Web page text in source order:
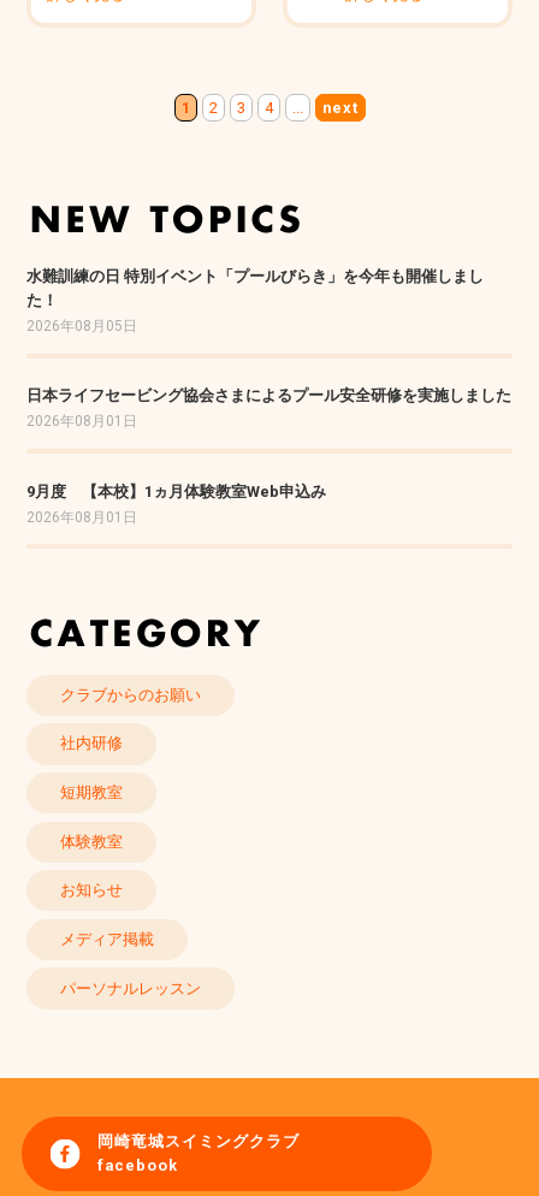
1 2 3 4 ... next
水難訓練の日 特別イベント「プールびらき」を今年も開催しまし
た！
2026年08月05日
日本ライフセービング協会さまによるプール安全研修を実施しました
2026年08月01日
9月度 【本校】1ヵ月体験教室Web申込み
2026年08月01日
クラブからのお願い
社内研修
短期教室
体験教室
お知らせ
メディア掲載
パーソナルレッスン
岡崎竜城スイミングクラブ
facebook